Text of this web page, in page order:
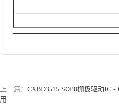
上一篇： CXBD3515 SOP8栅极驱动IC
用